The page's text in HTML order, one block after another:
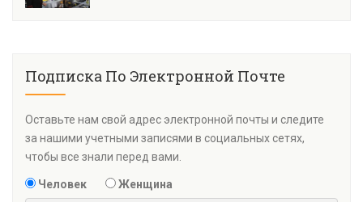
Подписка По Электронной Почте
Оставьте нам свой адрес электронной почты и следите
за нашими учетными записями в социальных сетях,
чтобы все знали перед вами.
Человек Женщина